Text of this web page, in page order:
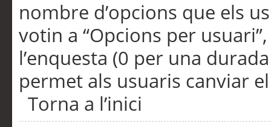
nombre d’opcions que els
votin a “Opcions per
l’enquesta (0 per una
permet als usuaris canviar
Torna a l’inici